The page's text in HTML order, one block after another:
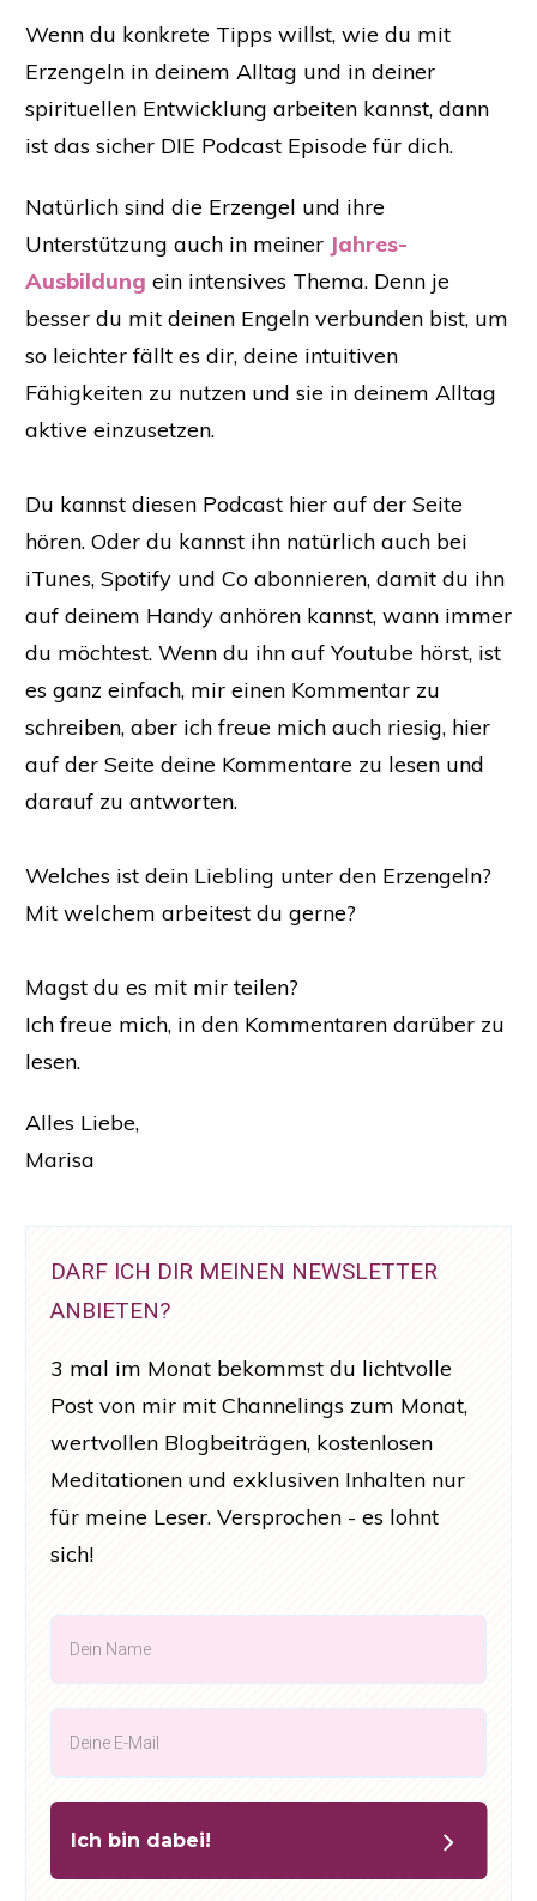
Wenn du konkrete Tipps willst, wie du mit
Erzengeln in deinem Alltag und in deiner
spirituellen Entwicklung arbeiten kannst, dann
ist das sicher DIE Podcast Episode für dich.
Natürlich sind die Erzengel und ihre
Unterstützung auch in meiner Jahres-
Ausbildung ein intensives Thema. Denn je
besser du mit deinen Engeln verbunden bist, um
so leichter fällt es dir, deine intuitiven
Fähigkeiten zu nutzen und sie in deinem Alltag
aktive einzusetzen.
​Du kannst diesen Podcast hier auf der Seite
hören. Oder du kannst ihn natürlich auch bei
iTunes, Spotify und Co abonnieren, damit du ihn
auf deinem Handy anhören kannst, wann immer
du möchtest. Wenn du ihn auf Youtube hörst, ist
es ganz einfach, mir einen Kommentar zu
schreiben, aber ich freue mich auch riesig, hier
auf der Seite deine Kommentare zu lesen und
darauf zu antworten.
Welches ist dein Liebling unter den Erzengeln?
Mit welchem arbeitest du gerne?
Magst du es mit mir teilen?
Ich freue mich, in den Kommentaren darüber zu
lesen.
Alles Liebe,
Marisa
DARF ICH DIR MEINEN NEWSLETTER
ANBIETEN?
3 mal im Monat bekommst du lichtvolle
Post von mir mit Channelings zum Monat,
wertvollen Blogbeiträgen, kostenlosen
Meditationen und exklusiven Inhalten nur
für meine Leser. Versprochen - es lohnt
sich!
Ich bin dabei!